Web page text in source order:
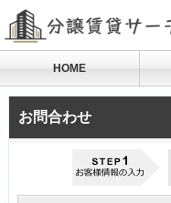
HOME
お問合わせ